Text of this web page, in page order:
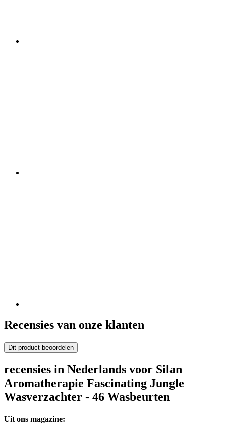
Recensies van onze klanten
Dit product beoordelen
recensies in Nederlands voor Silan
Aromatherapie Fascinating Jungle
Wasverzachter - 46 Wasbeurten
Uit ons magazine: